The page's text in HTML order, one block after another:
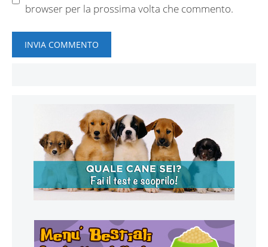
browser per la prossima volta che commento.